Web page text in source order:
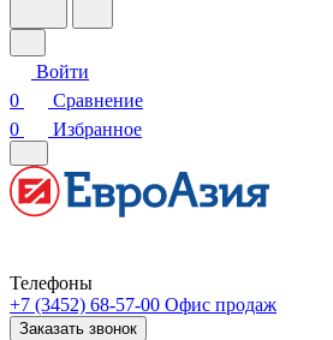
Войти
0
Сравнение
0
Избранное
Телефоны
+7 (3452) 68-57-00 Офис продаж
Заказать звонок